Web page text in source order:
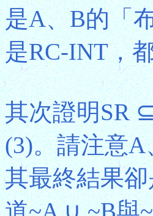
是A、B的「
是RC-INT，
其次證明SR
(3)。請注意
其最終結果